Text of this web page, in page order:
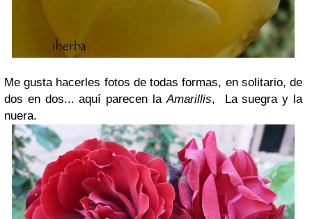
Me gusta hacerles fotos de todas formas, en solitario, de
dos en dos... aquí parecen laAmarillis, La suegra y la
nuera.